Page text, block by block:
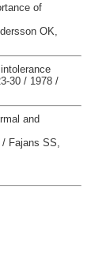
of
OK,
30 / 1978 /
and
Fajans SS,